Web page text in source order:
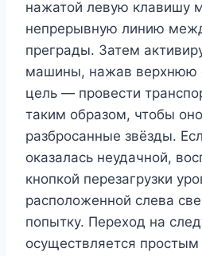
нажатой левую клавишу
непрерывную линию
преграды. Затем
машины, нажав верхнюю
цель — провести
таким образом, чтобы
разбросанные звёзды.
оказалась неудачной,
кнопкой перезагрузки
расположенной слева
попытку. Переход на
осуществляется